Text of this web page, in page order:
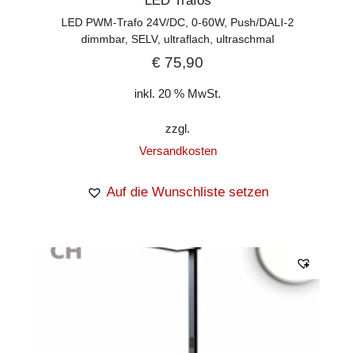
LED PWM-Trafo 24V/DC, 0-60W, Push/DALI-2
dimmbar, SELV, ultraflach, ultraschmal
€ 75,90
inkl. 20 % MwSt.
zzgl.
Versandkosten
Auf die Wunschliste setzen